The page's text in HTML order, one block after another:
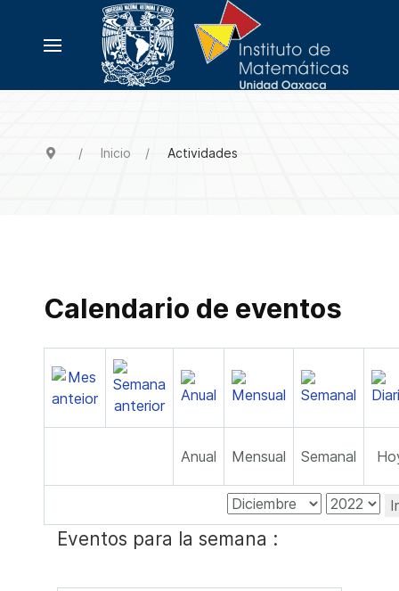
Inicio Actividades
Calendario de eventos
Anual Mensual Semanal
Eventos para la semana :